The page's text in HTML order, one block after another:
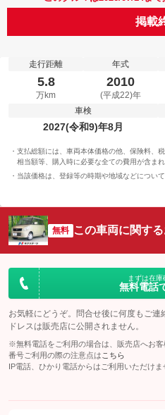
掲載
走行距離
5.8
万km
年式
2010
(平成22)年
車検
2027(令和9)年8月
支払総額には、車両本体価格の他、保険料、
相当額等、購入時に必要な全ての費用が含まれ
当該価格は、登録等の時期や地域などについ
無料 この車両に関す
まずは在
無料電話
お気軽にどうぞ。問合せ後に何度もご
ドレスは販売店に公開されません。
※無料電話をご利用の場合は、販売店へお
番号ご利用の際の注意点は こちら
IP電話、ひかり電話からはご利用いただけま